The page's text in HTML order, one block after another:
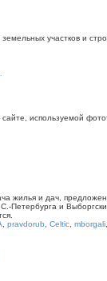
участков и
используемой
жилья и дач,
Петербурга и
pravdorub Celtic mborgali